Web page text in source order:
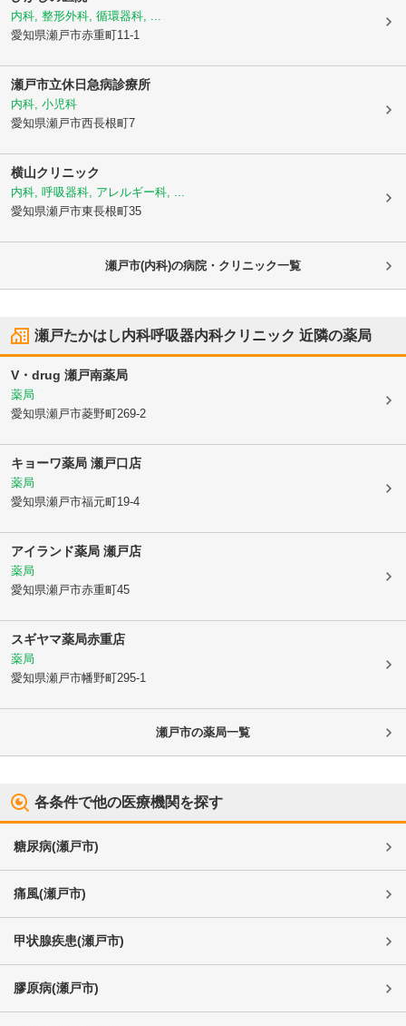
内科, 整形外科, 循環器科, ...
愛知県瀬戸市赤重町11-1
瀬戸市立休日急病診療所
内科, 小児科
愛知県瀬戸市西長根町7
横山クリニック
内科, 呼吸器科, アレルギー科, ...
愛知県瀬戸市東長根町35
瀬戸市(内科)の病院・クリニック一覧
瀬戸たかはし内科呼吸器内科クリニック 近隣の薬局
V・drug 瀬戸南薬局
薬局
愛知県瀬戸市菱野町269-2
キョーワ薬局 瀬戸口店
薬局
愛知県瀬戸市福元町19-4
アイランド薬局 瀬戸店
薬局
愛知県瀬戸市赤重町45
スギヤマ薬局赤重店
薬局
愛知県瀬戸市幡野町295-1
瀬戸市の薬局一覧
各条件で他の医療機関を探す
糖尿病(瀬戸市)
痛風(瀬戸市)
甲状腺疾患(瀬戸市)
膠原病(瀬戸市)